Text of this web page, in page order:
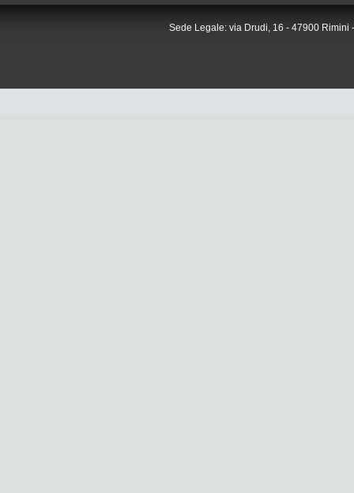
Sede Legale: via Drudi, 16 - 47900 Rimini